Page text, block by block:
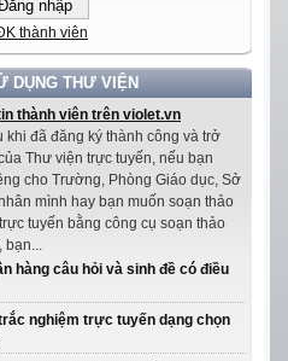
thành viên
DỤNG THƯ VIỆN
thành viên trên violet.vn
khi đã đăng ký thành công và trở
Thư viện trực tuyến, nếu bạn
cho Trường, Phòng Giáo dục, Sở
mình hay bạn muốn soạn thảo
tuyến bằng công cụ soạn thảo
bạn...
hàng câu hỏi và sinh đề có điều
nghiệm trực tuyến dạng chọn